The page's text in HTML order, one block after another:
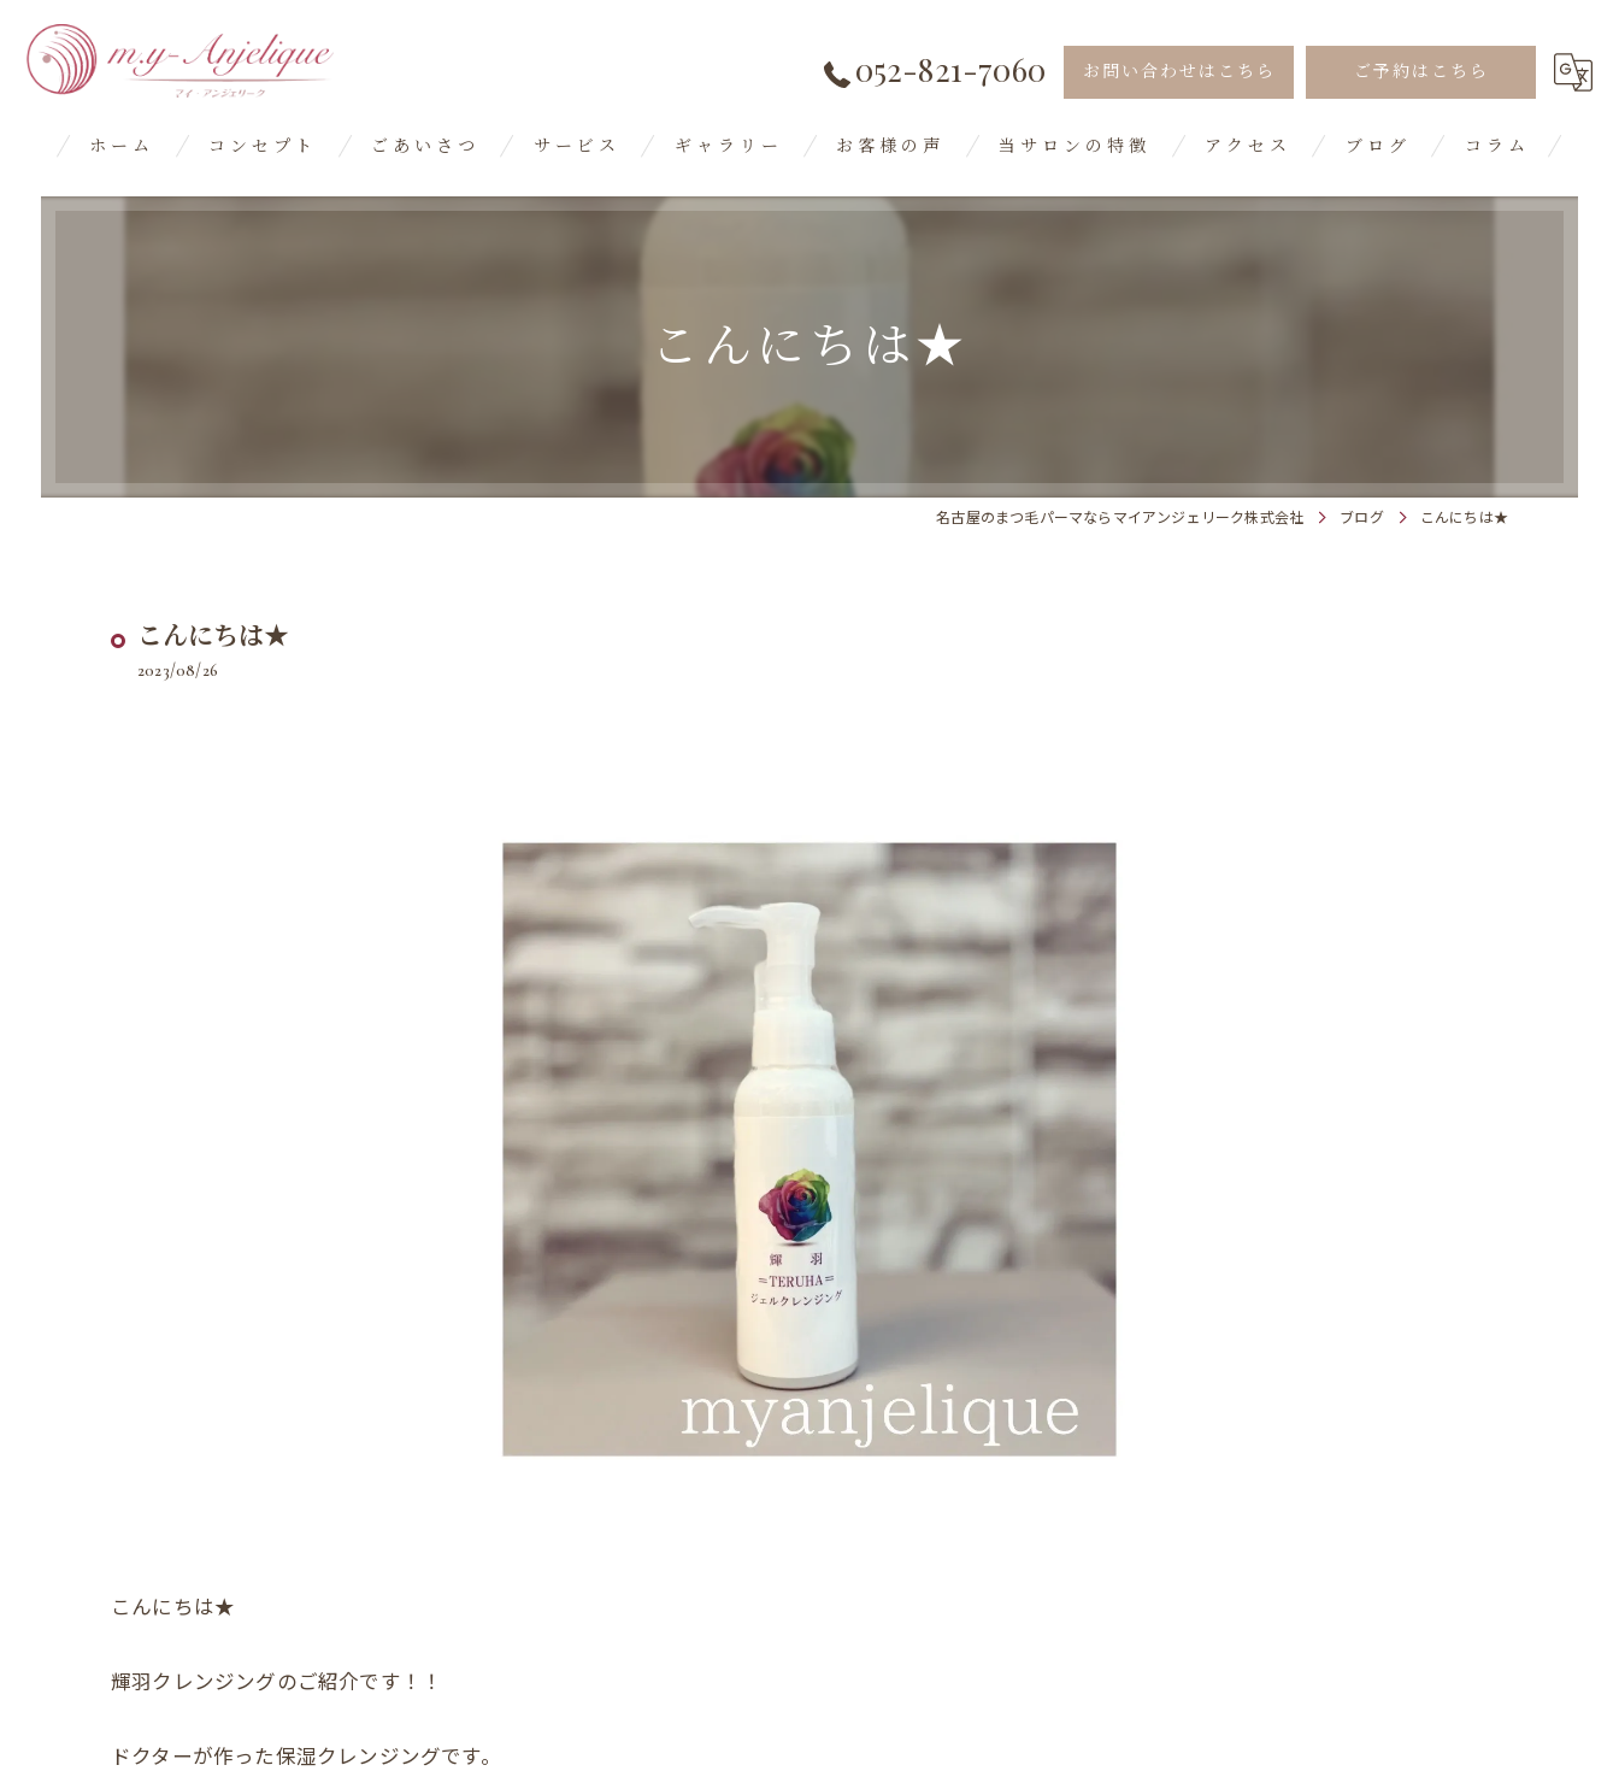
052-821-7060 お問い合わせはこちら ご予約はこちら
ホーム コンセプト ごあいさつ サービス ギャラリー お客様の声 当サロンの特徴 アクセス ブログ コラム
こんにちは★
名古屋のまつ毛パーマならマイアンジェリーク株式会社 ブログ こんにちは★
こんにちは★
2023/08/26
こんにちは★
輝羽クレンジングのご紹介です！！
ドクターが作った保湿クレンジングです。